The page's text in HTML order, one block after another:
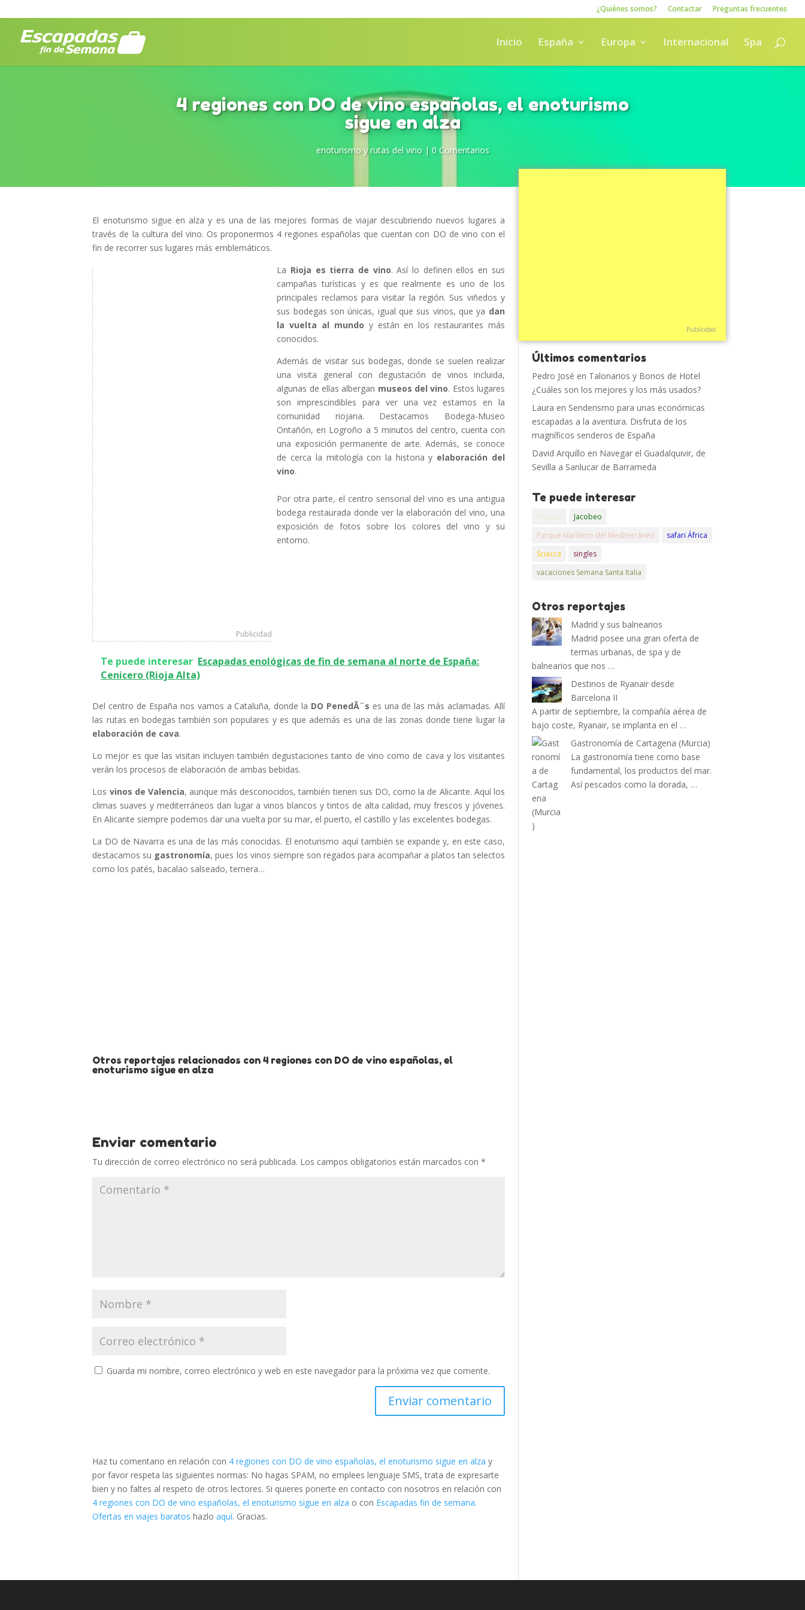
¿Quiénes somos? Contactar Preguntas frecuentes
Inicio España Europa Internacional Spa
4 regiones con DO de vino españolas, el enoturismo
sigue en alza
enoturismo y rutas del vino| 0 Comentarios
El enoturismo sigue en alza y es una de las mejores formas de viajar descubriendo nuevos lugares a
través de la cultura del vino. Os proponermos 4 regiones españolas que cuentan con DO de vino con el
fin de recorrer sus lugares más emblemáticos.
Publicidad
La Rioja es tierra de vino. Así lo definen ellos en sus
campañas turísticas y es que realmente es uno de los
principales reclamos para visitar la región. Sus viñedos y
sus bodegas son únicas, igual que sus vinos, que ya dan
la vuelta al mundo y están en los restaurantes más
conocidos.
Además de visitar sus bodegas, donde se suelen realizar
una visita general con degustación de vinos incluida,
algunas de ellas albergan museos del vino. Estos lugares
son imprescindibles para ver una vez estamos en la
comunidad riojana. Destacamos Bodega-Museo
Ontañón, en Logroño a 5 minutos del centro, cuenta con
una exposición permanente de arte. Además, se conoce
de cerca la mitología con la historia y elaboración del
vino.
Por otra parte, el centro sensorial del vino es una antigua
bodega restaurada donde ver la elaboración del vino, una
exposición de fotos sobre los colores del vino y su
entorno.
Te puede interesar Escapadas enológicas de fin de semana al norte de España:
Cenicero (Rioja Alta)
Del centro de España nos vamos a Cataluña, donde la DO PenedÃ¨s es una de las más aclamadas. Allí
las rutas en bodegas también son populares y es que además es una de las zonas donde tiene lugar la
elaboración de cava.
Lo mejor es que las visitan incluyen también degustaciones tanto de vino como de cava y los visitantes
verán los procesos de elaboración de ambas bebidas.
Los vinos de Valencia, aunque más desconocidos, también tienen sus DO, como la de Alicante. Aquí los
climas suaves y mediterráneos dan lugar a vinos blancos y tintos de alta calidad, muy frescos y jóvenes.
En Alicante siempre podemos dar una vuelta por su mar, el puerto, el castillo y las excelentes bodegas.
La DO de Navarra es una de las más conocidas. El enoturismo aquí también se expande y, en este caso,
destacamos su gastronomía, pues los vinos siempre son regados para acompañar a platos tan selectos
como los patés, bacalao salseado, ternera…
Otros reportajes relacionados con 4 regiones con DO de vino españolas, el
enoturismo sigue en alza
Enviar comentario
Tu dirección de correo electrónico no será publicada. Los campos obligatorios están marcados con*
Guarda mi nombre, correo electrónico y web en este navegador para la próxima vez que comente.
Haz tu comentario en relación con 4 regiones con DO de vino españolas, el enoturismo sigue en alza y
por favor respeta las siguientes normas: No hagas SPAM, no emplees lenguaje SMS, trata de expresarte
bien y no faltes al respeto de otros lectores. Si quieres ponerte en contacto con nosotros en relación con
4 regiones con DO de vino españolas, el enoturismo sigue en alza o con Escapadas fin de semana.
Ofertas en viajes baratos hazloaquí. Gracias.
Publicidad
Últimos comentarios
Pedro José en Talonarios y Bonos de Hotel
¿Cuáles son los mejores y los más usados?
Laura en Senderismo para unas económicas
escapadas a la aventura. Disfruta de los
magníficos senderos de España
David Arquillo en Navegar el Guadalquivir, de
Sevilla a Sanlucar de Barrameda
Te puede interesar
Anguila
Jacobeo
Parque Marítimo del Mediterráneo
safari África
Sciacca
singles
vacaciones Semana Santa Italia
Otros reportajes
Madrid y sus balnearios
Madrid posee una gran oferta de
termas urbanas, de spa y de
balnearios que nos …
Destinos de Ryanair desde
Barcelona II
A partir de septiembre, la compañía aérea de
bajo coste, Ryanair, se implanta en el …
Gastronomía de Cartagena (Murcia)
La gastronomía tiene como base
fundamental, los productos del mar.
Así pescados como la dorada, …